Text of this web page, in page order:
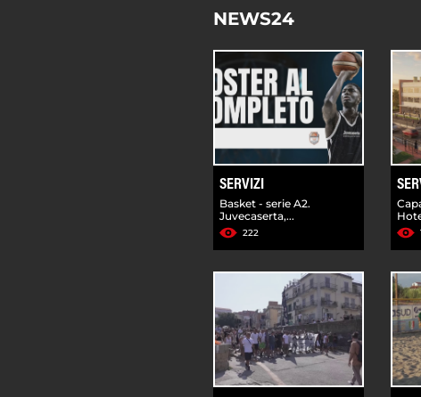
NEWS24
SERVIZI
Basket - serie A2.
Juvecaserta,...
222